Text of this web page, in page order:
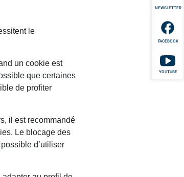
NEWSLETTER
FACEBOOK
YOUTUBE
le
un cookie est
que certaines
de profiter
il est recommandé
Le blocage des
d’utiliser